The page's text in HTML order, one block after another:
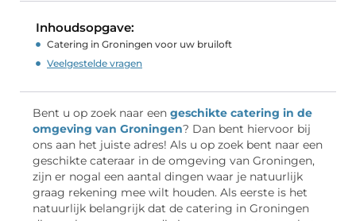
Inhoudsopgave:
Catering in Groningen voor uw bruiloft
Veelgestelde vragen
Bent u op zoek naar een geschikte catering in de
omgeving van Groningen? Dan bent hiervoor bij
ons aan het juiste adres! Als u op zoek bent naar een
geschikte cateraar in de omgeving van Groningen,
zijn er nogal een aantal dingen waar je natuurlijk
graag rekening mee wilt houden. Als eerste is het
natuurlijk belangrijk dat de catering in Groningen